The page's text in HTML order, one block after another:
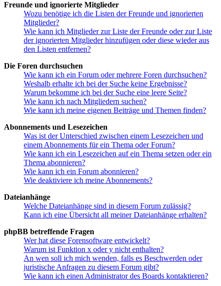
Freunde und ignorierte Mitglieder
Wozu benötige ich die Listen der Freunde und ignorierten
Mitglieder?
Wie kann ich Mitglieder zur Liste der Freunde oder zur Liste
der ignorierten Mitglieder hinzufügen oder diese wieder aus
den Listen entfernen?
Die Foren durchsuchen
Wie kann ich ein Forum oder mehrere Foren durchsuchen?
Weshalb erhalte ich bei der Suche keine Ergebnisse?
Warum bekomme ich bei der Suche eine leere Seite?
Wie kann ich nach Mitgliedern suchen?
Wie kann ich meine eigenen Beiträge und Themen finden?
Abonnements und Lesezeichen
Was ist der Unterschied zwischen einem Lesezeichen und
einem Abonnements für ein Thema oder Forum?
Wie kann ich ein Lesezeichen auf ein Thema setzen oder ein
Thema abonnieren?
Wie kann ich ein Forum abonnieren?
Wie deaktiviere ich meine Abonnements?
Dateianhänge
Welche Dateianhänge sind in diesem Forum zulässig?
Kann ich eine Übersicht all meiner Dateianhänge erhalten?
phpBB betreffende Fragen
Wer hat diese Forensoftware entwickelt?
Warum ist Funktion x oder y nicht enthalten?
An wen soll ich mich wenden, falls es Beschwerden oder
juristische Anfragen zu diesem Forum gibt?
Wie kann ich einen Administrator des Boards kontaktieren?